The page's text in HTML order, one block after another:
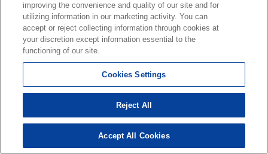
府中市の病院
府中市の歯科
府中市の接骨・鍼灸院
府中市の介護・福祉サービス
府中市のその他 医療・福祉
improving the convenience and quality of our site and for
utilizing information in our marketing activity. You can
accept or reject collecting information through cookies at
your discretion except information essential to the
functioning of our site.
Cookies Settings
Reject All
Accept All Cookies